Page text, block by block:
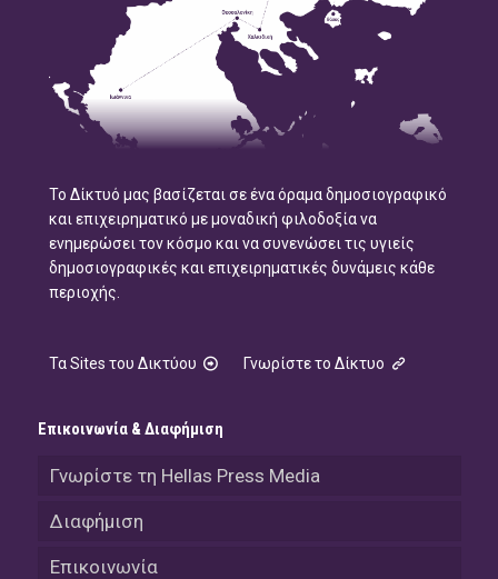
Το Δίκτυό μας βασίζεται σε ένα όραμα δημοσιογραφικό
και επιχειρηματικό με μοναδική φιλοδοξία να
ενημερώσει τον κόσμο και να συνενώσει τις υγιείς
δημοσιογραφικές και επιχειρηματικές δυνάμεις κάθε
περιοχής.
Τα Sites του Δικτύου Γνωρίστε το Δίκτυο
Επικοινωνία & Διαφήμιση
Γνωρίστε τη Hellas Press Media
Διαφήμιση
Επικοινωνία